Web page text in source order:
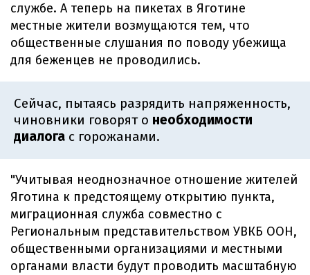
службе. А теперь на пикетах в Яготине
местные жители возмущаются тем, что
общественные слушания по поводу убежища
для беженцев не проводились.
Сейчас, пытаясь разрядить напряженность,
чиновники говорят о необходимости
диалога с горожанами.
"Учитывая неоднозначное отношение жителей
Яготина к предстоящему открытию пункта,
миграционная служба совместно с
Региональным представительством УВКБ ООН,
общественными организациями и местными
органами власти будут проводить масштабную